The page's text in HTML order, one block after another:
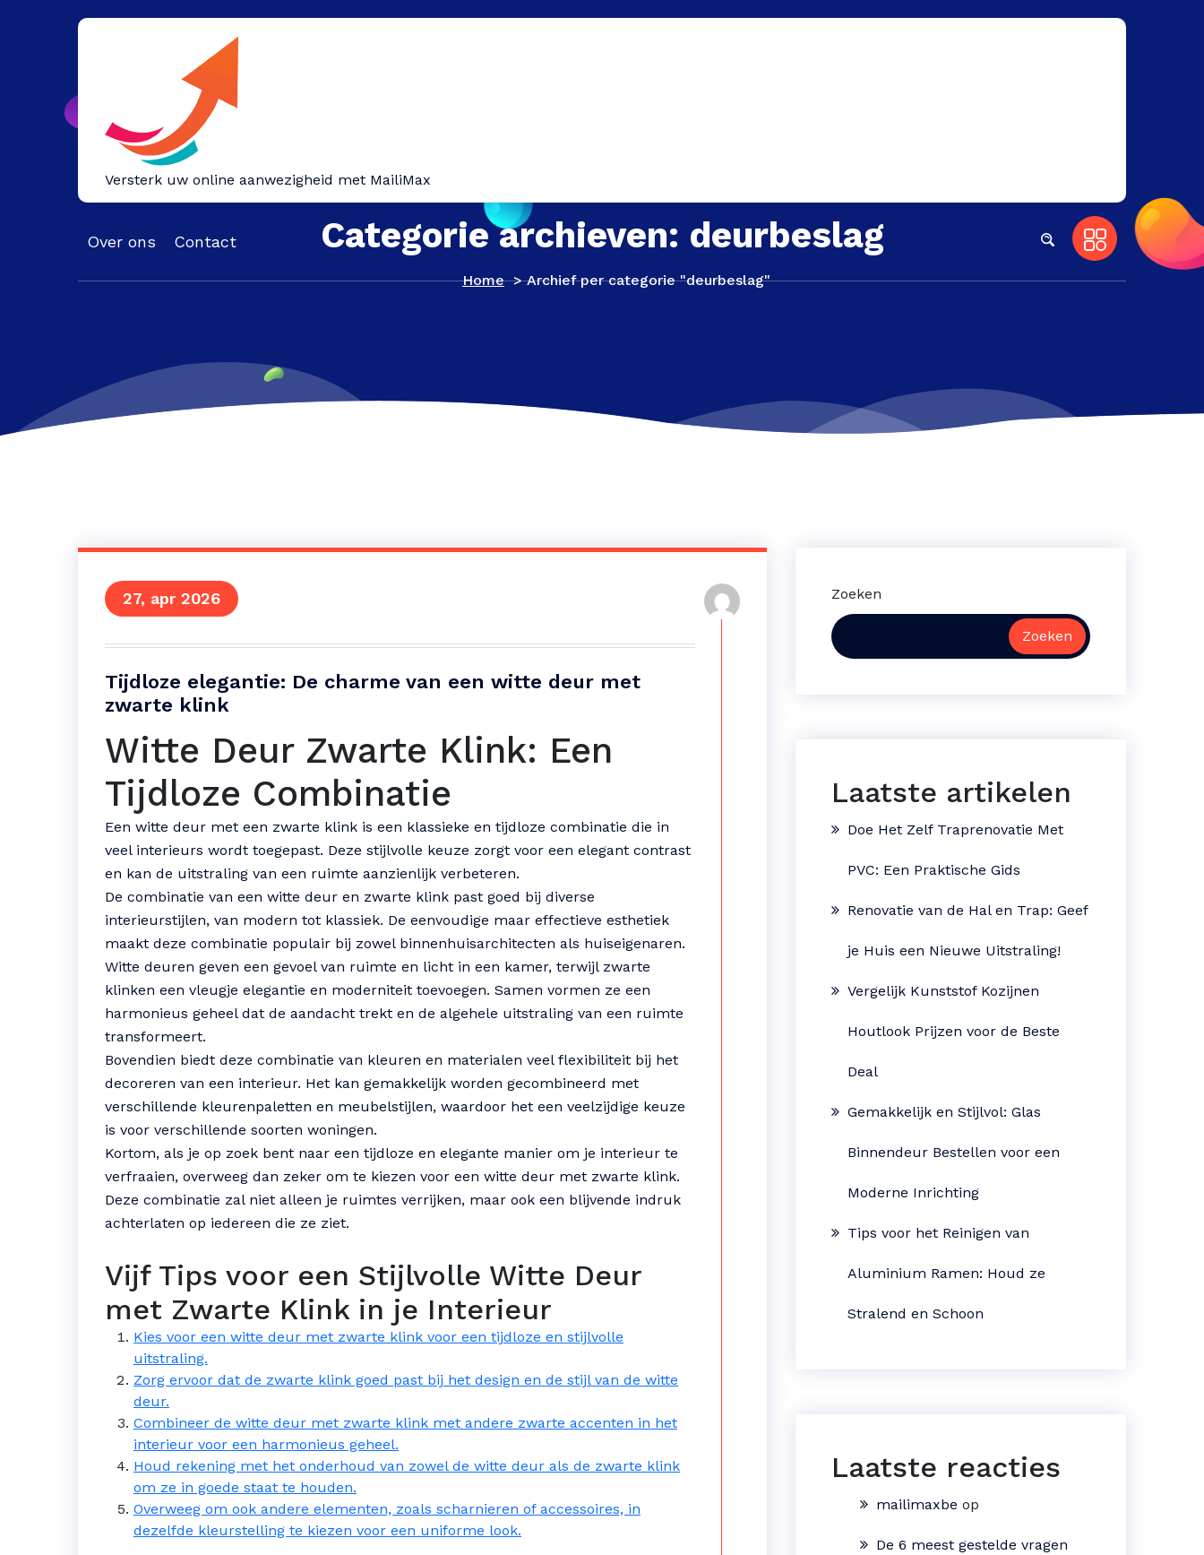
Versterk uw online aanwezigheid met MailiMax
Over ons Contact Categorie archieven: deurbeslag
Home>Archief per categorie "deurbeslag"
27, apr 2026
Tijdloze elegantie: De charme van een witte deur met
zwarte klink
Witte Deur Zwarte Klink: Een
Tijdloze Combinatie
Een witte deur met een zwarte klink is een klassieke en tijdloze combinatie die in
veel interieurs wordt toegepast. Deze stijlvolle keuze zorgt voor een elegant contrast
en kan de uitstraling van een ruimte aanzienlijk verbeteren.
De combinatie van een witte deur en zwarte klink past goed bij diverse
interieurstijlen, van modern tot klassiek. De eenvoudige maar effectieve esthetiek
maakt deze combinatie populair bij zowel binnenhuisarchitecten als huiseigenaren.
Witte deuren geven een gevoel van ruimte en licht in een kamer, terwijl zwarte
klinken een vleugje elegantie en moderniteit toevoegen. Samen vormen ze een
harmonieus geheel dat de aandacht trekt en de algehele uitstraling van een ruimte
transformeert.
Bovendien biedt deze combinatie van kleuren en materialen veel flexibiliteit bij het
decoreren van een interieur. Het kan gemakkelijk worden gecombineerd met
verschillende kleurenpaletten en meubelstijlen, waardoor het een veelzijdige keuze
is voor verschillende soorten woningen.
Kortom, als je op zoek bent naar een tijdloze en elegante manier om je interieur te
verfraaien, overweeg dan zeker om te kiezen voor een witte deur met zwarte klink.
Deze combinatie zal niet alleen je ruimtes verrijken, maar ook een blijvende indruk
achterlaten op iedereen die ze ziet.
Vijf Tips voor een Stijlvolle Witte Deur
met Zwarte Klink in je Interieur
Kies voor een witte deur met zwarte klink voor een tijdloze en stijlvolle
uitstraling.
Zorg ervoor dat de zwarte klink goed past bij het design en de stijl van de witte
deur.
Combineer de witte deur met zwarte klink met andere zwarte accenten in het
interieur voor een harmonieus geheel.
Houd rekening met het onderhoud van zowel de witte deur als de zwarte klink
om ze in goede staat te houden.
Overweeg om ook andere elementen, zoals scharnieren of accessoires, in
dezelfde kleurstelling te kiezen voor een uniforme look.
Zoeken
Zoeken
Laatste artikelen
Doe Het Zelf Traprenovatie Met
PVC: Een Praktische Gids
Renovatie van de Hal en Trap: Geef
je Huis een Nieuwe Uitstraling!
Vergelijk Kunststof Kozijnen
Houtlook Prijzen voor de Beste
Deal
Gemakkelijk en Stijlvol: Glas
Binnendeur Bestellen voor een
Moderne Inrichting
Tips voor het Reinigen van
Aluminium Ramen: Houd ze
Stralend en Schoon
Laatste reacties
mailimaxbe op
De 6 meest gestelde vragen